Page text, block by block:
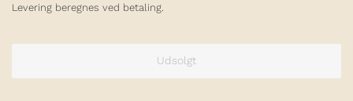
Levering beregnes ved betaling.
Udsolgt